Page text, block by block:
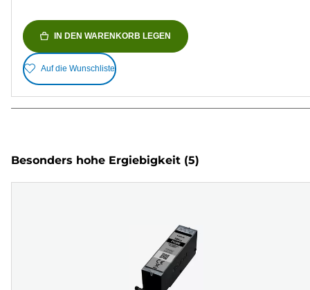
IN DEN WARENKORB LEGEN
Auf die Wunschliste
Besonders hohe Ergiebigkeit (5)